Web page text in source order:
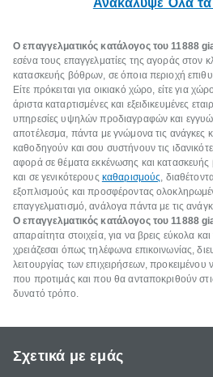
Ανακάλυψε Όλα
Ο επαγγελματικός κατάλογος του 11888
εσένα τους επαγγελματίες της αγοράς στον
κατασκευής βόθρων, σε όποια περιοχή
Είτε πρόκειται για οικιακό χώρο, είτε για
άριστα καταρτισμένες και εξειδικευμένες
υπηρεσίες υψηλών προδιαγραφών και
αποτέλεσμα, πάντα με γνώμονα τις ανάγκες
καθοδηγούν και σου συστήνουν τις
αφορά σε θέματα εκκένωσης και
και σε γενικότερους καθαρισμούς,
εξοπλισμούς και προσφέροντας
επαγγελματισμό, ανάλογα πάντα με τις
Ο επαγγελματικός κατάλογος του 11888
απαραίτητα στοιχεία, για να βρεις εύκολα
χρειάζεσαι όπως τηλέφωνα επικοινωνίας,
λειτουργίας των επιχειρήσεων, προκειμένου
που προτιμάς και που θα ανταποκριθούν
δυνατό τρόπο.
Σχετικά με εμάς